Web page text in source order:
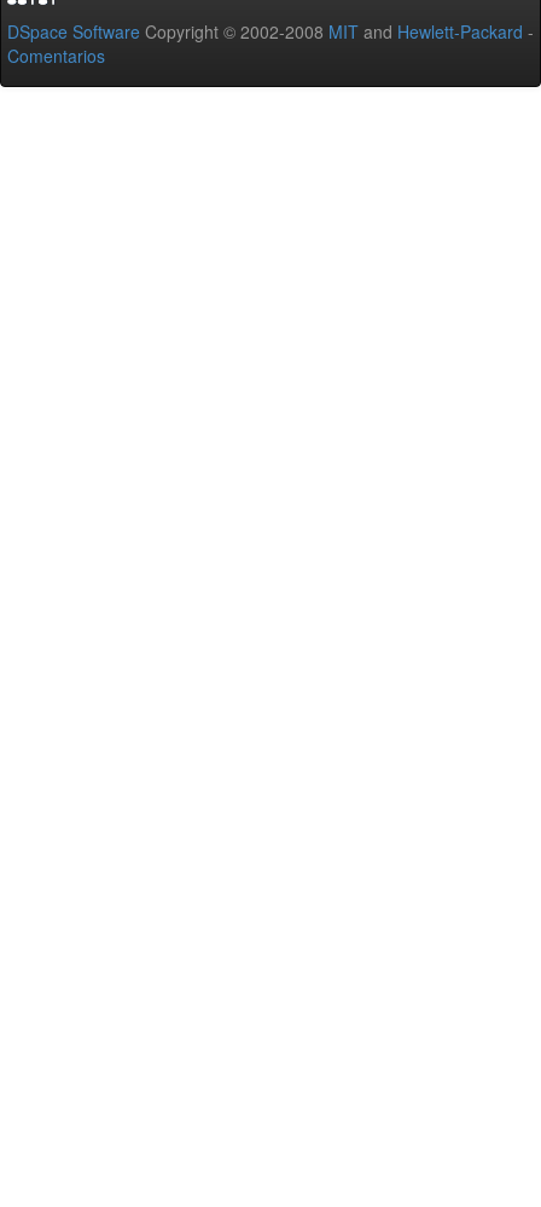
DSpace Software Copyright © 2002-2008 MIT and Hewlett-Packard -
Comentarios